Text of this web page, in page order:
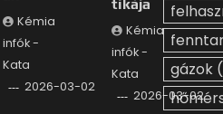
Kémia
infók -
Kata
2026-03-02
tikája
Kémia
infók -
Kata
2026-03-02
gázok